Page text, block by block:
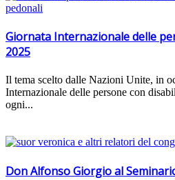
Giornata Internazionale delle
2025
Il tema scelto dalle Nazioni Unite, in
Internazionale delle persone con
ogni...
Don Alfonso Giorgio al